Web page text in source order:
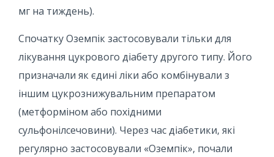
мг на тиждень).
Спочатку Оземпік застосовували тільки для
лікування цукрового діабету другого типу. Його
призначали як єдині ліки або комбінували з
іншим цукрознижувальним препаратом
(метформіном або похідними
сульфонілсечовини). Через час діабетики, які
регулярно застосовували «Оземпік», почали